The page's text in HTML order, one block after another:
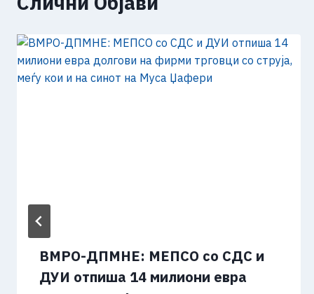
ВМРО-ДПМНЕ: МЕПСО со СДС и
ДУИ отпиша 14 милиони евра